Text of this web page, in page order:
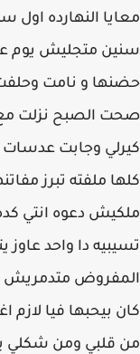
معايا النهارده
سنين متجليش يوم
حضنها و نامت وحلفت
صحت الصبح نزلت
كيرلي وجابت
كلها ملفته تبرز
ملكيش دعوه انتي
تسيبيه دا واحد عاوز
المفروض متدمريش
كان بيحبها فيا
من قلبي ومن شكلي